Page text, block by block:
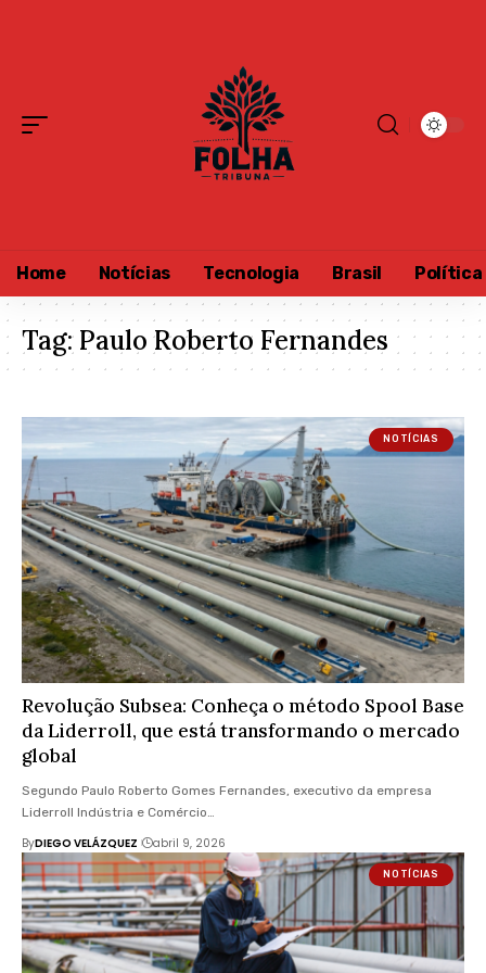
Home Notícias Tecnologia Brasil Política
Tag:Paulo Roberto Fernandes
NOTÍCIAS
Revolução Subsea: Conheça o método Spool Base
da Liderroll, que está transformando o mercado
global
Segundo Paulo Roberto Gomes Fernandes, executivo da empresa
Liderroll Indústria e Comércio…
ByDIEGO VELÁZQUEZ abril 9, 2026
NOTÍCIAS